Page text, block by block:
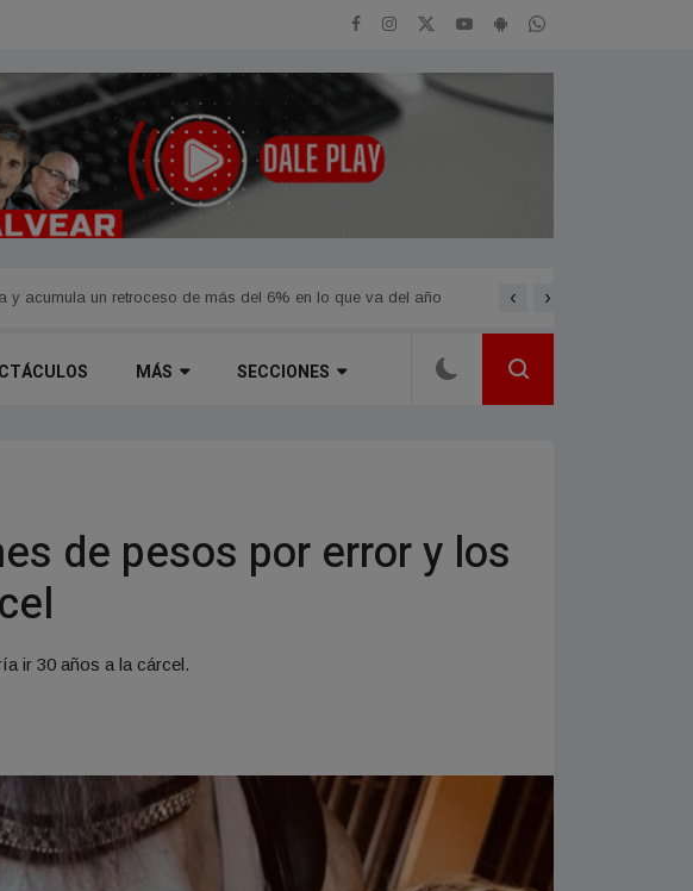
y acumula un retroceso de más del 6% en lo que va del año Dos autos cayeron
‹ ›
MÁS SECCIONES
de pesos por error y los
ir 30 años a la cárcel.